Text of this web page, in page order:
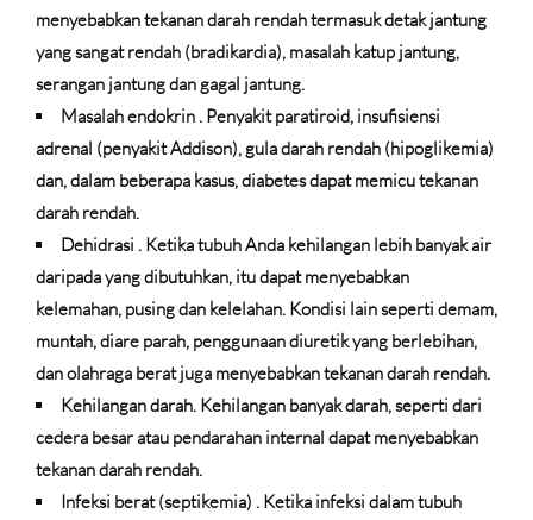
menyebabkan tekanan darah rendah termasuk detak jantung
yang sangat rendah (bradikardia), masalah katup jantung,
serangan jantung dan gagal jantung.
Masalah endokrin . Penyakit paratiroid, insufisiensi
adrenal (penyakit Addison), gula darah rendah (hipoglikemia)
dan, dalam beberapa kasus, diabetes dapat memicu tekanan
darah rendah.
Dehidrasi . Ketika tubuh Anda kehilangan lebih banyak air
daripada yang dibutuhkan, itu dapat menyebabkan
kelemahan, pusing dan kelelahan. Kondisi lain seperti demam,
muntah, diare parah, penggunaan diuretik yang berlebihan,
dan olahraga berat juga menyebabkan tekanan darah rendah.
Kehilangan darah. Kehilangan banyak darah, seperti dari
cedera besar atau pendarahan internal dapat menyebabkan
tekanan darah rendah.
Infeksi berat (septikemia) . Ketika infeksi dalam tubuh